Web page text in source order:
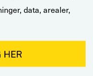
data, arealer,